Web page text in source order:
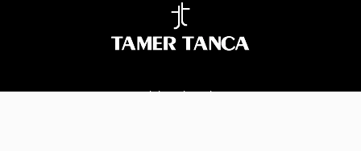
BİZİ TAKİP EDİN